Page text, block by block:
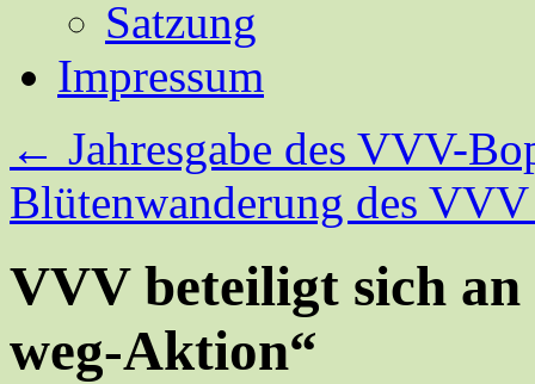
Satzung
Impressum
← Jahresgabe des VVV-
Blütenwanderung des
VVV beteiligt sich
weg-Aktion“